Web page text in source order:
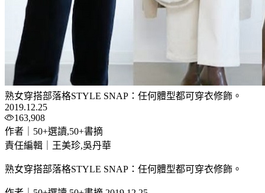
熟女穿搭部落格STYLE SNAP：任何體型都可穿衣修飾。
2019.12.25
163,908
作者｜50+選讀,50+書摘
責任編輯｜王美珍,吳丹華
熟女穿搭部落格STYLE SNAP：任何體型都可穿衣修飾。